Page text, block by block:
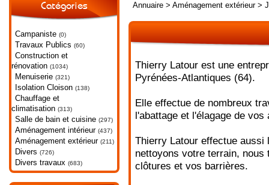
Catégories
Campaniste (0)
Travaux Publics (60)
Construction et
rénovation (1034)
Menuiserie (321)
Isolation Cloison (138)
Chauffage et
climatisation (313)
Salle de bain et cuisine (297)
Aménagement intérieur (437)
Aménagement extérieur (211)
Divers (726)
Divers travaux (683)
Annuaire > Aménagement extérieur>
Thierry Latour est une
Pyrénées-Atlantiques (64).
Elle effectue de nombreux
l'abattage et l'élagage de vos
Thierry Latour effectue
nettoyons votre terrain,
clôtures et vos barrières.